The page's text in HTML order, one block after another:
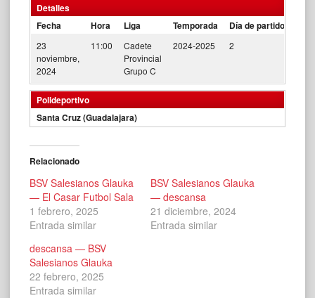
Detalles
Fecha
Hora Liga Temporada Día de partido
23
noviembre,
2024
11:00
Cadete
Provincial
Grupo C
2024-2025 2
Polideportivo
Santa Cruz (Guadalajara)
Relacionado
BSV Salesianos Glauka
— El Casar Futbol Sala
1 febrero, 2025
Entrada similar
BSV Salesianos Glauka
— descansa
21 diciembre, 2024
Entrada similar
descansa — BSV
Salesianos Glauka
22 febrero, 2025
Entrada similar